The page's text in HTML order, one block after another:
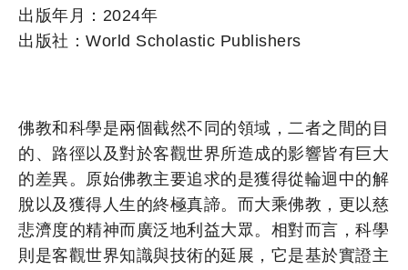
出版年月：2024年
出版社：World Scholastic Publishers
佛教和科學是兩個截然不同的領域，二者之間的目
的、路徑以及對於客觀世界所造成的影響皆有巨大
的差異。原始佛教主要追求的是獲得從輪迴中的解
脫以及獲得人生的終極真諦。而大乘佛教，更以慈
悲濟度的精神而廣泛地利益大眾。相對而言，科學
則是客觀世界知識與技術的延展，它是基於實證主